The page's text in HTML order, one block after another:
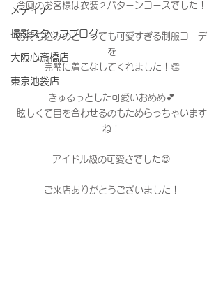
メディア
撮影スタッフブログ
大阪心斎橋店
東京池袋店
今回のお客様は衣装２パターンコースでした！
お持ち込みのとーっても可愛すぎる制服コーデ
を
完璧に着こなしてくれました！👏
きゅるっとした可愛いおめめ💕
眩しくて目を合わせるのもためらっちゃいます
ね！
アイドル級の可愛さでした😍
ご来店ありがとうございました！